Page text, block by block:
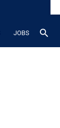
JOBS search